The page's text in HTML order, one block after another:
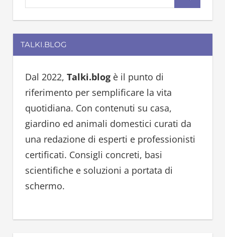
e
a
r
c
f
o
r
:
e
a
TALKI.BLOG
Dal 2022, Talki.blogè il punto di
riferimento per semplificare la vita
quotidiana. Con contenuti su casa,
giardino ed animali domestici curati da
una redazione di esperti e professionisti
certificati. Consigli concreti, basi
scientifiche e soluzioni a portata di
schermo.